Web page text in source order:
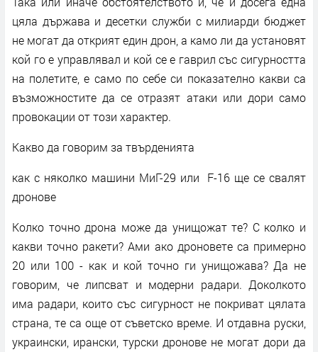
цяла държава и десетки служби с милиарди бюджет
не могат да открият един дрон, а камо ли да установят
кой го е управлявал и кой се е гаврил със сигурността
на полетите, е само по себе си показателно какви са
възможностите да се отразят атаки или дори само
провокации от този характер.
Какво да говорим за твърденията
как с няколко машини МиГ-29 или F-16 ще се свалят
дронове
Колко точно дрона може да унищожат те? С колко и
какви точно ракети? Ами ако дроновете са примерно
20 или 100 - как и кой точно ги унищожава? Да не
говорим, че липсват и модерни радари. Доколкото
има радари, които със сигурност не покриват цялата
страна, те са още от съветско време. И отдавна руски,
украински, ирански, турски дронове не могат дори да